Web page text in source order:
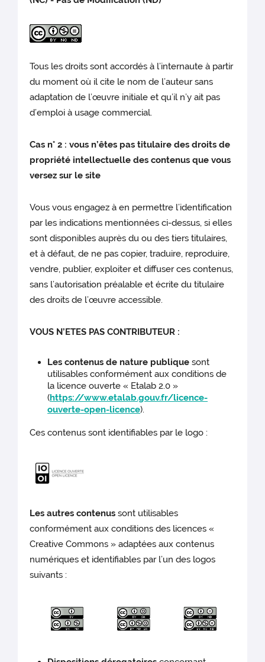
Tous les droits sont accordés à l’internaute à partir
du moment où il cite le nom de l’auteur sans
adaptation de l’œuvre initiale et qu’il n’y ait pas
d’emploi à usage commercial.
Cas n° 2 : vous n’êtes pas titulaire des droits de
propriété intellectuelle des contenus que vous
versez sur le site
Vous vous engagez à en permettre l’identification
par les indications mentionnées ci-dessus, si elles
sont disponibles auprès du ou des tiers titulaires,
et à défaut, de ne pas copier, traduire, reproduire,
vendre, publier, exploiter et diffuser ces contenus,
sans l’autorisation préalable et écrite du titulaire
des droits de l’œuvre accessible.
VOUS N’ETES PAS CONTRIBUTEUR :
Les contenus de nature publique sont
utilisables conformément aux conditions de
la licence ouverte « Etalab 2.0 »
(https://www.etalab.gouv.fr/licence-
ouverte-open-licence).
Ces contenus sont identifiables par le logo :
Les autres contenussont utilisables
conformément aux conditions des licences «
Creative Commons » adaptées aux contenus
numériques et identifiables par l’un des logos
suivants :